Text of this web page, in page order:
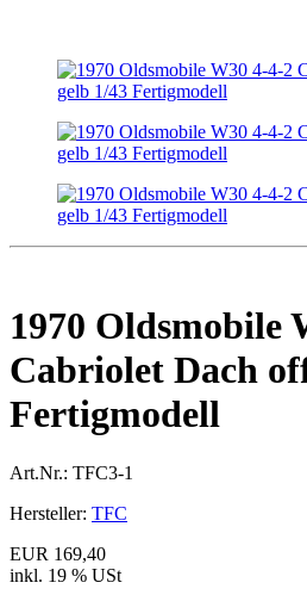
1970 Oldsmobile
Cabriolet Dach
Fertigmodell
Art.Nr.: TFC3-1
Hersteller: TFC
EUR 169,40
inkl. 19 % USt